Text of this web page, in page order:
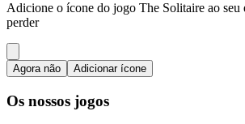
Adicione o ícone do jogo The Solitaire ao seu
perder
Agora não Adicionar ícone
Os nossos jogos